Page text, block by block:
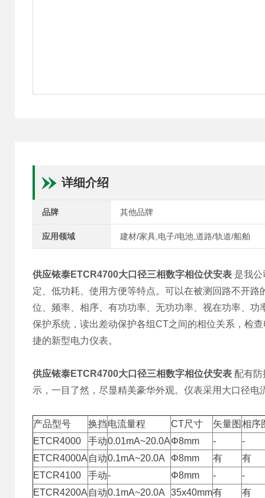
详细介绍
品牌 其他品牌
应用领域 建材/家具,电子/电池,道路/轨道/船舶
供应铱泰ETCR4700大口径三相数字相位伏安表 是我
定、低功耗、使用方便等特点。可以在被测回路不开
位、频率、相序、有功功率、无功功率、视在功率、
保护系统，读出差动保护各组CT之间的相位关系，检
捷的新型电力仪表。
供应铱泰ETCR4700大口径三相数字相位伏安表 配有
示，一目了然，尽显精美豪华外观。仪表采用大口径
产品型号 换挡电流量程 CT尺寸 矢量图 相序
ETCR4000
手动0.01mA~20.0AΦ8mm -
-
ETCR4000A 自动0.1mA~20.0A Φ8mm 有
有
ETCR4100
手动- Φ8mm -
-
ETCR4200A 自动0.1mA~20.0A 35x40mm有
有